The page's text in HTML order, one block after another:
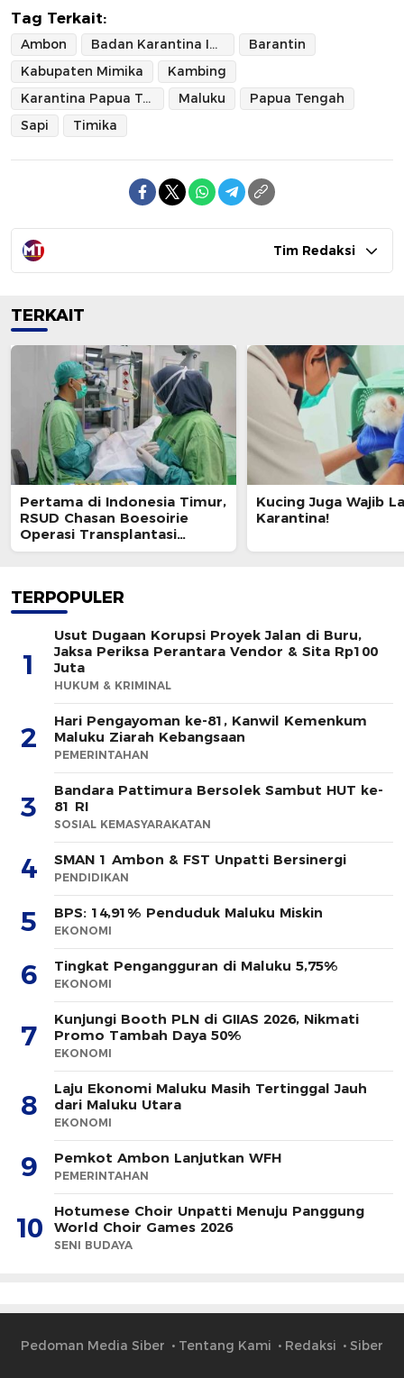
Tag Terkait:
Ambon Badan Karantina Indonesia
Barantin
Kabupaten Mimika
Kambing
Karantina Papua Tengah
Maluku
Papua Tengah
Sapi
Timika
Tim Redaksi
TERKAIT
Pertama di Indonesia Timur,
RSUD Chasan Boesoirie
Operasi Transplantasi
Kornea
Kucing Juga Wajib
Karantina!
TERPOPULER
1
Usut Dugaan Korupsi Proyek Jalan di Buru,
Jaksa Periksa Perantara Vendor & Sita Rp100
Juta
HUKUM & KRIMINAL
2
Hari Pengayoman ke-81, Kanwil Kemenkum
Maluku Ziarah Kebangsaan
PEMERINTAHAN
3
Bandara Pattimura Bersolek Sambut HUT ke-
81 RI
SOSIAL KEMASYARAKATAN
4 SMAN 1 Ambon & FST Unpatti Bersinergi
PENDIDIKAN
5 BPS: 14,91% Penduduk Maluku Miskin
EKONOMI
6 Tingkat Pengangguran di Maluku 5,75%
EKONOMI
7
Kunjungi Booth PLN di GIIAS 2026, Nikmati
Promo Tambah Daya 50%
EKONOMI
8
Laju Ekonomi Maluku Masih Tertinggal Jauh
dari Maluku Utara
EKONOMI
9 Pemkot Ambon Lanjutkan WFH
PEMERINTAHAN
10
Hotumese Choir Unpatti Menuju Panggung
World Choir Games 2026
SENI BUDAYA
Pedoman Media Siber Tentang Kami Redaksi Siber